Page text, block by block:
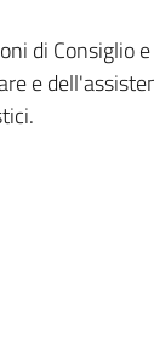
di Consiglio
e